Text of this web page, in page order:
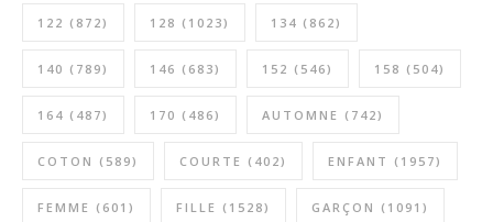
122 (872) 128 (1023) 134 (862)
140 (789) 146 (683) 152 (546) 158 (504)
164 (487) 170 (486) AUTOMNE (742)
COTON (589) COURTE (402) ENFANT (1957)
FEMME (601) FILLE (1528) GARÇON (1091)